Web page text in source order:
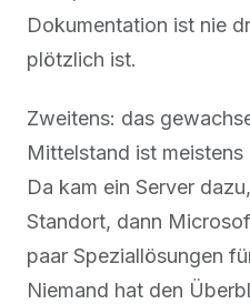
Dokumentation ist nie
plötzlich ist.
Zweitens: das
Mittelstand ist
Da kam ein Server
Standort, dann
paar Speziallösungen
Niemand hat den